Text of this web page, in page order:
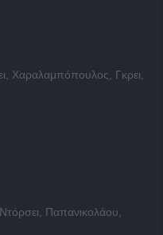
Χαραλαμπόπουλος, Γκρει,
Παπανικολάου,